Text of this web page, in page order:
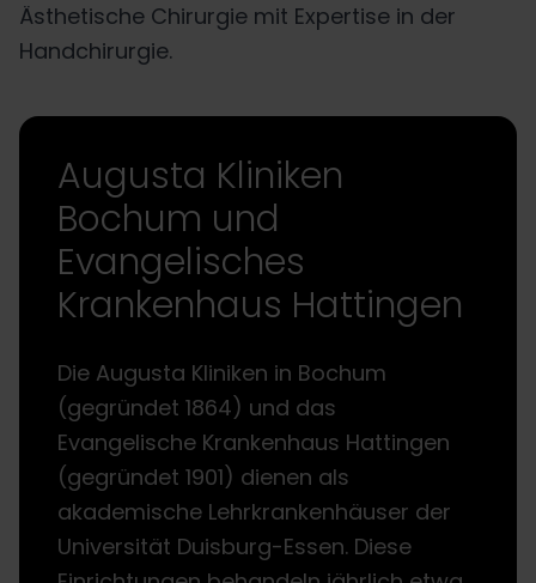
Ästhetische Chirurgie mit Expertise in der
Handchirurgie.
Augusta Kliniken
Bochum und
Evangelisches
Krankenhaus Hattingen
Die Augusta Kliniken in Bochum
(gegründet 1864) und das
Evangelische Krankenhaus Hattingen
(gegründet 1901) dienen als
akademische Lehrkrankenhäuser der
Universität Duisburg-Essen. Diese